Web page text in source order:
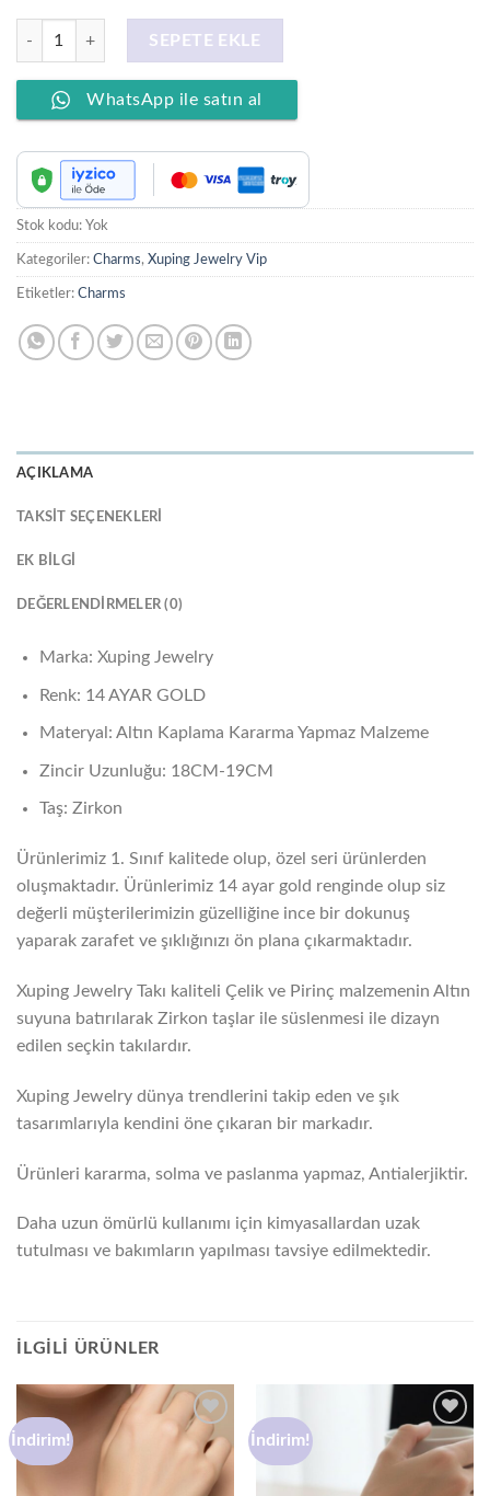
XUPING JEWELRY 14 Ayar Altın Kaplama PND Charms Beyaz adet
SEPETE EKLE
WhatsApp ile satın al
Stok kodu: Yok
Kategoriler: Charms, Xuping Jewelry Vip
Etiketler: Charms
AÇIKLAMA
TAKSIT SEÇENEKLERI
EK BILGI
DEĞERLENDIRMELER (0)
Marka: Xuping Jewelry
Renk: 14 AYAR GOLD
Materyal: Altın Kaplama Kararma Yapmaz Malzeme
Zincir Uzunluğu: 18CM-19CM
Taş: Zirkon
Ürünlerimiz 1. Sınıf kalitede olup, özel seri ürünlerden
oluşmaktadır. Ürünlerimiz 14 ayar gold renginde olup siz
değerli müşterilerimizin güzelliğine ince bir dokunuş
yaparak zarafet ve şıklığınızı ön plana çıkarmaktadır.
Xuping Jewelry Takı kaliteli Çelik ve Pirinç malzemenin Altın
suyuna batırılarak Zirkon taşlar ile süslenmesi ile dizayn
edilen seçkin takılardır.
Xuping Jewelry dünya trendlerini takip eden ve şık
tasarımlarıyla kendini öne çıkaran bir markadır.
Ürünleri kararma, solma ve paslanma yapmaz, Antialerjiktir.
Daha uzun ömürlü kullanımı için kimyasallardan uzak
tutulması ve bakımların yapılması tavsiye edilmektedir.
İLGILI ÜRÜNLER
İndirim!
Favorilere
ekle
İndirim!
Favorilere